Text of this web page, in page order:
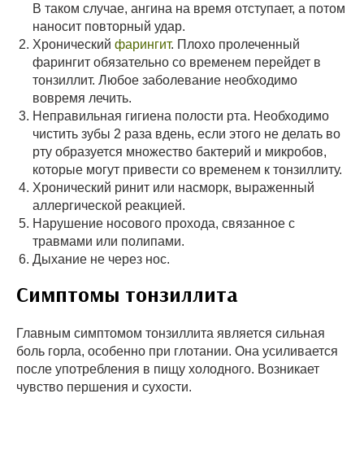
В таком случае, ангина на время отступает, а потом
наносит повторный удар.
Хронический фарингит. Плохо пролеченный
фарингит обязательно со временем перейдет в
тонзиллит. Любое заболевание необходимо
вовремя лечить.
Неправильная гигиена полости рта. Необходимо
чистить зубы 2 раза вдень, если этого не делать во
рту образуется множество бактерий и микробов,
которые могут привести со временем к тонзиллиту.
Хронический ринит или насморк, выраженный
аллергической реакцией.
Нарушение носового прохода, связанное с
травмами или полипами.
Дыхание не через нос.
Симптомы тонзиллита
Главным симптомом тонзиллита является сильная
боль горла, особенно при глотании. Она усиливается
после употребления в пищу холодного. Возникает
чувство першения и сухости.